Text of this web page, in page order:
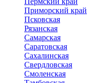
Приморский край
Псковская
Рязанская
Самарская
Саратовская
Сахалинская
Свердловская
Смоленская